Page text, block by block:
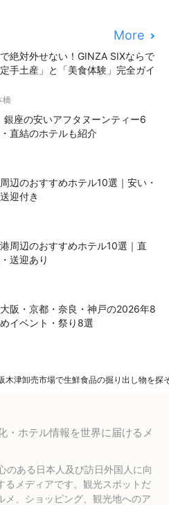
木津卸売市場で生鮮食品の掘り出し物を探
More
絶対外せない！GINZA SIXならで
手土産」と「美食体験」完全ガイ
橋
銀座の安いアフタヌーンティー6
直結のホテルも紹介
辺のおすすめホテル10選｜安い・
迎付き
周辺のおすすめホテル10選｜直
送迎あり
大阪・京都・奈良・神戸の2026年8
イベント・祭り8選
・ホテル情報を世界に届けるメ
のある日本人及び訪日外国人に向
るメディアです。観光スポットだ
メ、ショッピング、観光地へのア